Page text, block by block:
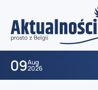
09Aug
2026